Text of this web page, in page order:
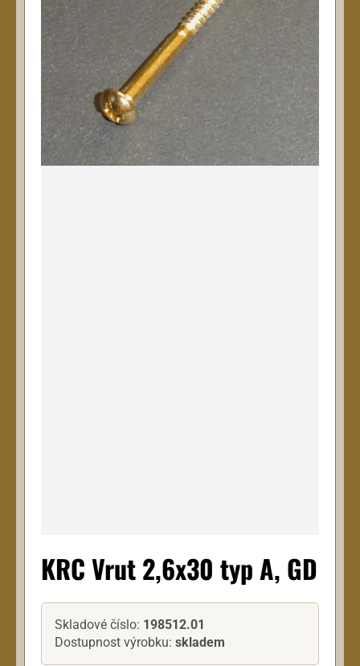
KRC Vrut 2,6x30 typ A, GD
Skladové číslo: 198512.01
Dostupnost výrobku: skladem